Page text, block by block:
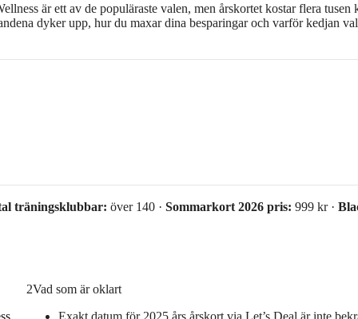
är ett av de populäraste valen, men årskortet kostar flera tusen
dyker upp, hur du maxar dina besparingar och varför kedjan
träningsklubbar: över 140 · Sommarkort 2026 pris: 999 kr ·
2Vad som är oklart